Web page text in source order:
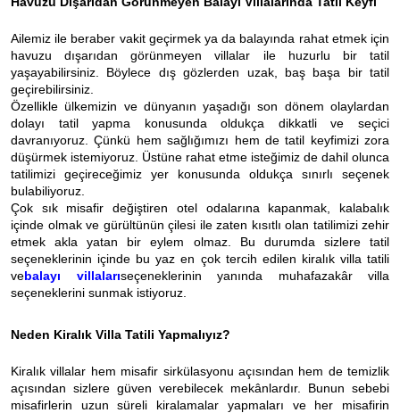
Ailemiz ile beraber vakit geçirmek ya da balayında rahat etmek için
havuzu dışarıdan görünmeyen villalar ile huzurlu bir tatil
yaşayabilirsiniz. Böylece dış gözlerden uzak, baş başa bir tatil
geçirebilirsiniz.
Özellikle ülkemizin ve dünyanın yaşadığı son dönem olaylardan
dolayı tatil yapma konusunda oldukça dikkatli ve seçici
davranıyoruz. Çünkü hem sağlığımızı hem de tatil keyfimizi zora
düşürmek istemiyoruz. Üstüne rahat etme isteğimiz de dahil olunca
tatilimizi geçireceğimiz yer konusunda oldukça sınırlı seçenek
bulabiliyoruz.
Çok sık misafir değiştiren otel odalarına kapanmak, kalabalık
içinde olmak ve gürültünün çilesi ile zaten kısıtlı olan tatilimizi zehir
etmek akla yatan bir eylem olmaz. Bu durumda sizlere tatil
seçeneklerinin içinde bu yaz en çok tercih edilen kiralık villa tatili
vebalayı villalarıseçeneklerinin yanında muhafazakâr villa
seçeneklerini sunmak istiyoruz.
Neden Kiralık Villa Tatili Yapmalıyız?
Kiralık villalar hem misafir sirkülasyonu açısından hem de temizlik
açısından sizlere güven verebilecek mekânlardır. Bunun sebebi
misafirlerin uzun süreli kiralamalar yapmaları ve her misafirin